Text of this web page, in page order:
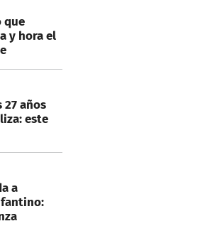
que
y hora el
años
este
a